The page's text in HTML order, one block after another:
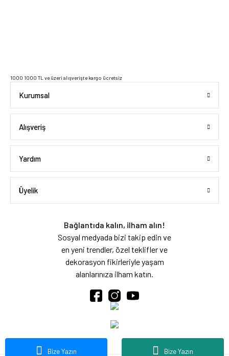
Bize Yazın
Bize Yazın
1000 1000 TL ve üzeri alışverişte kargo ücretsiz
Kurumsal
Alışveriş
Yardım
Üyelik
Bağlantıda kalın, ilham alın!
Sosyal medyada bizi takip edin ve
en yeni trendler, özel teklifler ve
dekorasyon fikirleriyle yaşam
alanlarınıza ilham katın.